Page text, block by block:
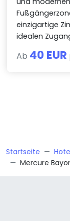
einzigartige
idealen
Ab 40 EUR
Startseite
Mercure